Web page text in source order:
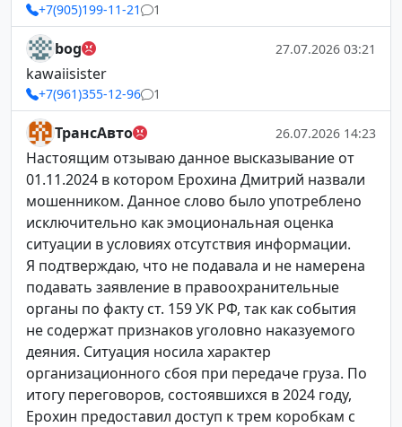
+7(905)199-11-21 1
bog 27.07.2026 03:21
kawaiisister
+7(961)355-12-96 1
ТрансАвто 26.07.2026 14:23
Настоящим отзываю данное высказывание от
01.11.2024 в котором Ерохина Дмитрий назвали
мошенником. Данное слово было употреблено
исключительно как эмоциональная оценка
ситуации в условиях отсутствия информации.
Я подтверждаю, что не подавала и не намерена
подавать заявление в правоохранительные
органы по факту ст. 159 УК РФ, так как события
не содержат признаков уголовно наказуемого
деяния. Ситуация носила характер
организационного сбоя при передаче груза. По
итогу переговоров, состоявшихся в 2024 году,
Ерохин предоставил доступ к трем коробкам с